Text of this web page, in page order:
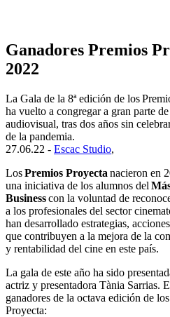
Ganadores Premios
2022
La Gala de la 8ª edición de los
ha vuelto a congregar a gran parte
audiovisual, tras dos años sin
de la pandemia.
27.06.22 - Escac Studio,
LosPremios Proyecta nacieron en
una iniciativa de los alumnos del
Businesscon la voluntad de
a los profesionales del sector
han desarrollado estrategias,
que contribuyen a la mejora de la
y rentabilidad del cine en este país.
La gala de este año ha sido
actriz y presentadora Tània Sarrias.
ganadores de la octava edición de
Proyecta: